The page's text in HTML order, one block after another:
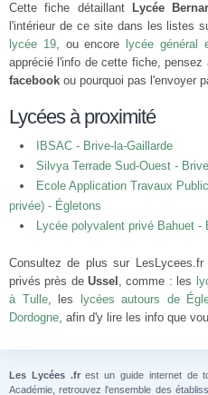
Cette fiche détaillant Lycée
l'intérieur de ce site dans les listes
lycée 19, ou encore lycée général
apprécié l'info de cette fiche,
facebook ou pourquoi pas l'envoyer
Lycées à proximité
IBSAC - Brive-la-Gaillarde
Silvya Terrade Sud-Ouest -
Ecole Application Travaux
privée) - Égletons
Lycée polyvalent privé Bahuet -
Consultez de plus sur
privés près deUssel , comme : les
à Tulle, les lycées autours de
Dordogne, afin d'y lire les info que
Les Lycées .frest un guide internet de
Académie, retrouvez l'ensemble des